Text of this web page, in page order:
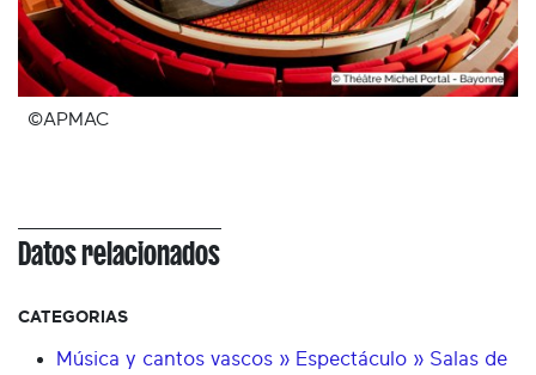
©APMAC
Datos relacionados
CATEGORIAS
Música y cantos vascos » Espectáculo » Salas de